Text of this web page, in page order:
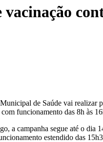
de Saúde vai realizar
funcionamento das 8h às
a campanha segue até o
estendido das